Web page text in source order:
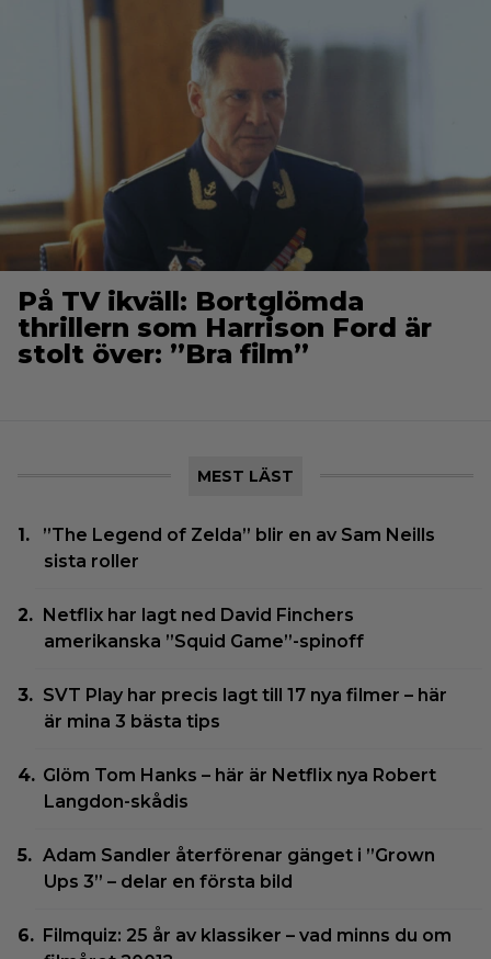
På TV ikväll: Bortglömda
thrillern som Harrison Ford är
stolt över: ”Bra film”
MEST LÄST
”The Legend of Zelda” blir en av Sam Neills
sista roller
Netflix har lagt ned David Finchers
amerikanska ”Squid Game”-spinoff
SVT Play har precis lagt till 17 nya filmer – här
är mina 3 bästa tips
Glöm Tom Hanks – här är Netflix nya Robert
Langdon-skådis
Adam Sandler återförenar gänget i ”Grown
Ups 3” – delar en första bild
Filmquiz: 25 år av klassiker – vad minns du om